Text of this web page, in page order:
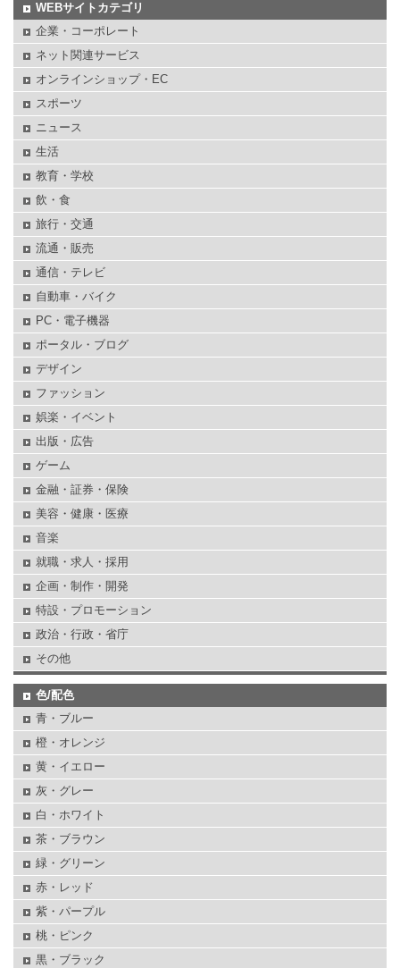
WEBサイトカテゴリ
企業・コーポレート
ネット関連サービス
オンラインショップ・EC
スポーツ
ニュース
生活
教育・学校
飲・食
旅行・交通
流通・販売
通信・テレビ
自動車・バイク
PC・電子機器
ポータル・ブログ
デザイン
ファッション
娯楽・イベント
出版・広告
ゲーム
金融・証券・保険
美容・健康・医療
音楽
就職・求人・採用
企画・制作・開発
特設・プロモーション
政治・行政・省庁
その他
色/配色
青・ブルー
橙・オレンジ
黄・イエロー
灰・グレー
白・ホワイト
茶・ブラウン
緑・グリーン
赤・レッド
紫・パープル
桃・ピンク
黒・ブラック